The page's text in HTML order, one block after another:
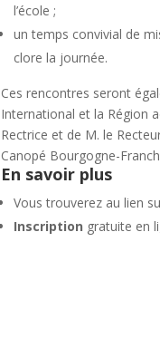
l’école ;
un temps convivial de
clore la journée.
Ces rencontres seront
International et la Région
Rectrice et de M. le
Canopé Bourgogne-
En savoir plus
Vous trouverez au lien
Inscription gratuite en